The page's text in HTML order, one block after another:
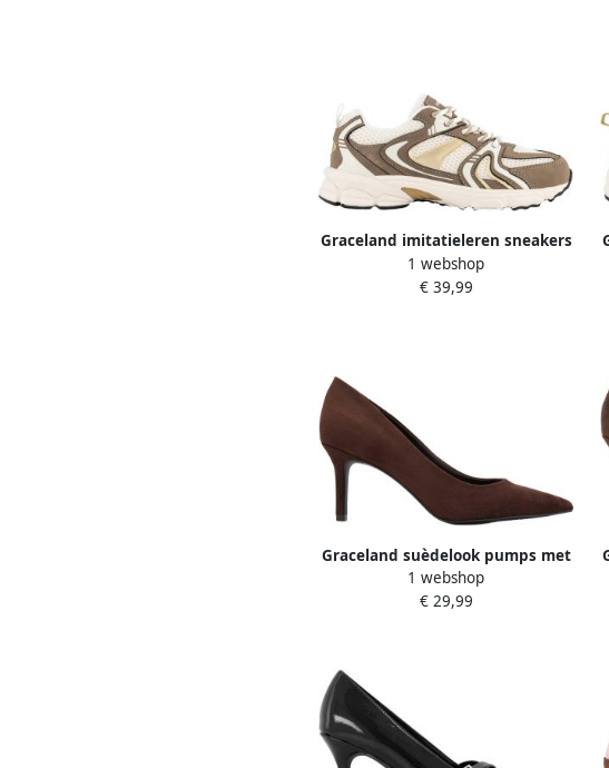
Graceland imitatieleren sneakers
bruin
1 webshop
€ 39,99
Graceland suèdelook pumps met
naaldhak bruin
1 webshop
€ 29,99